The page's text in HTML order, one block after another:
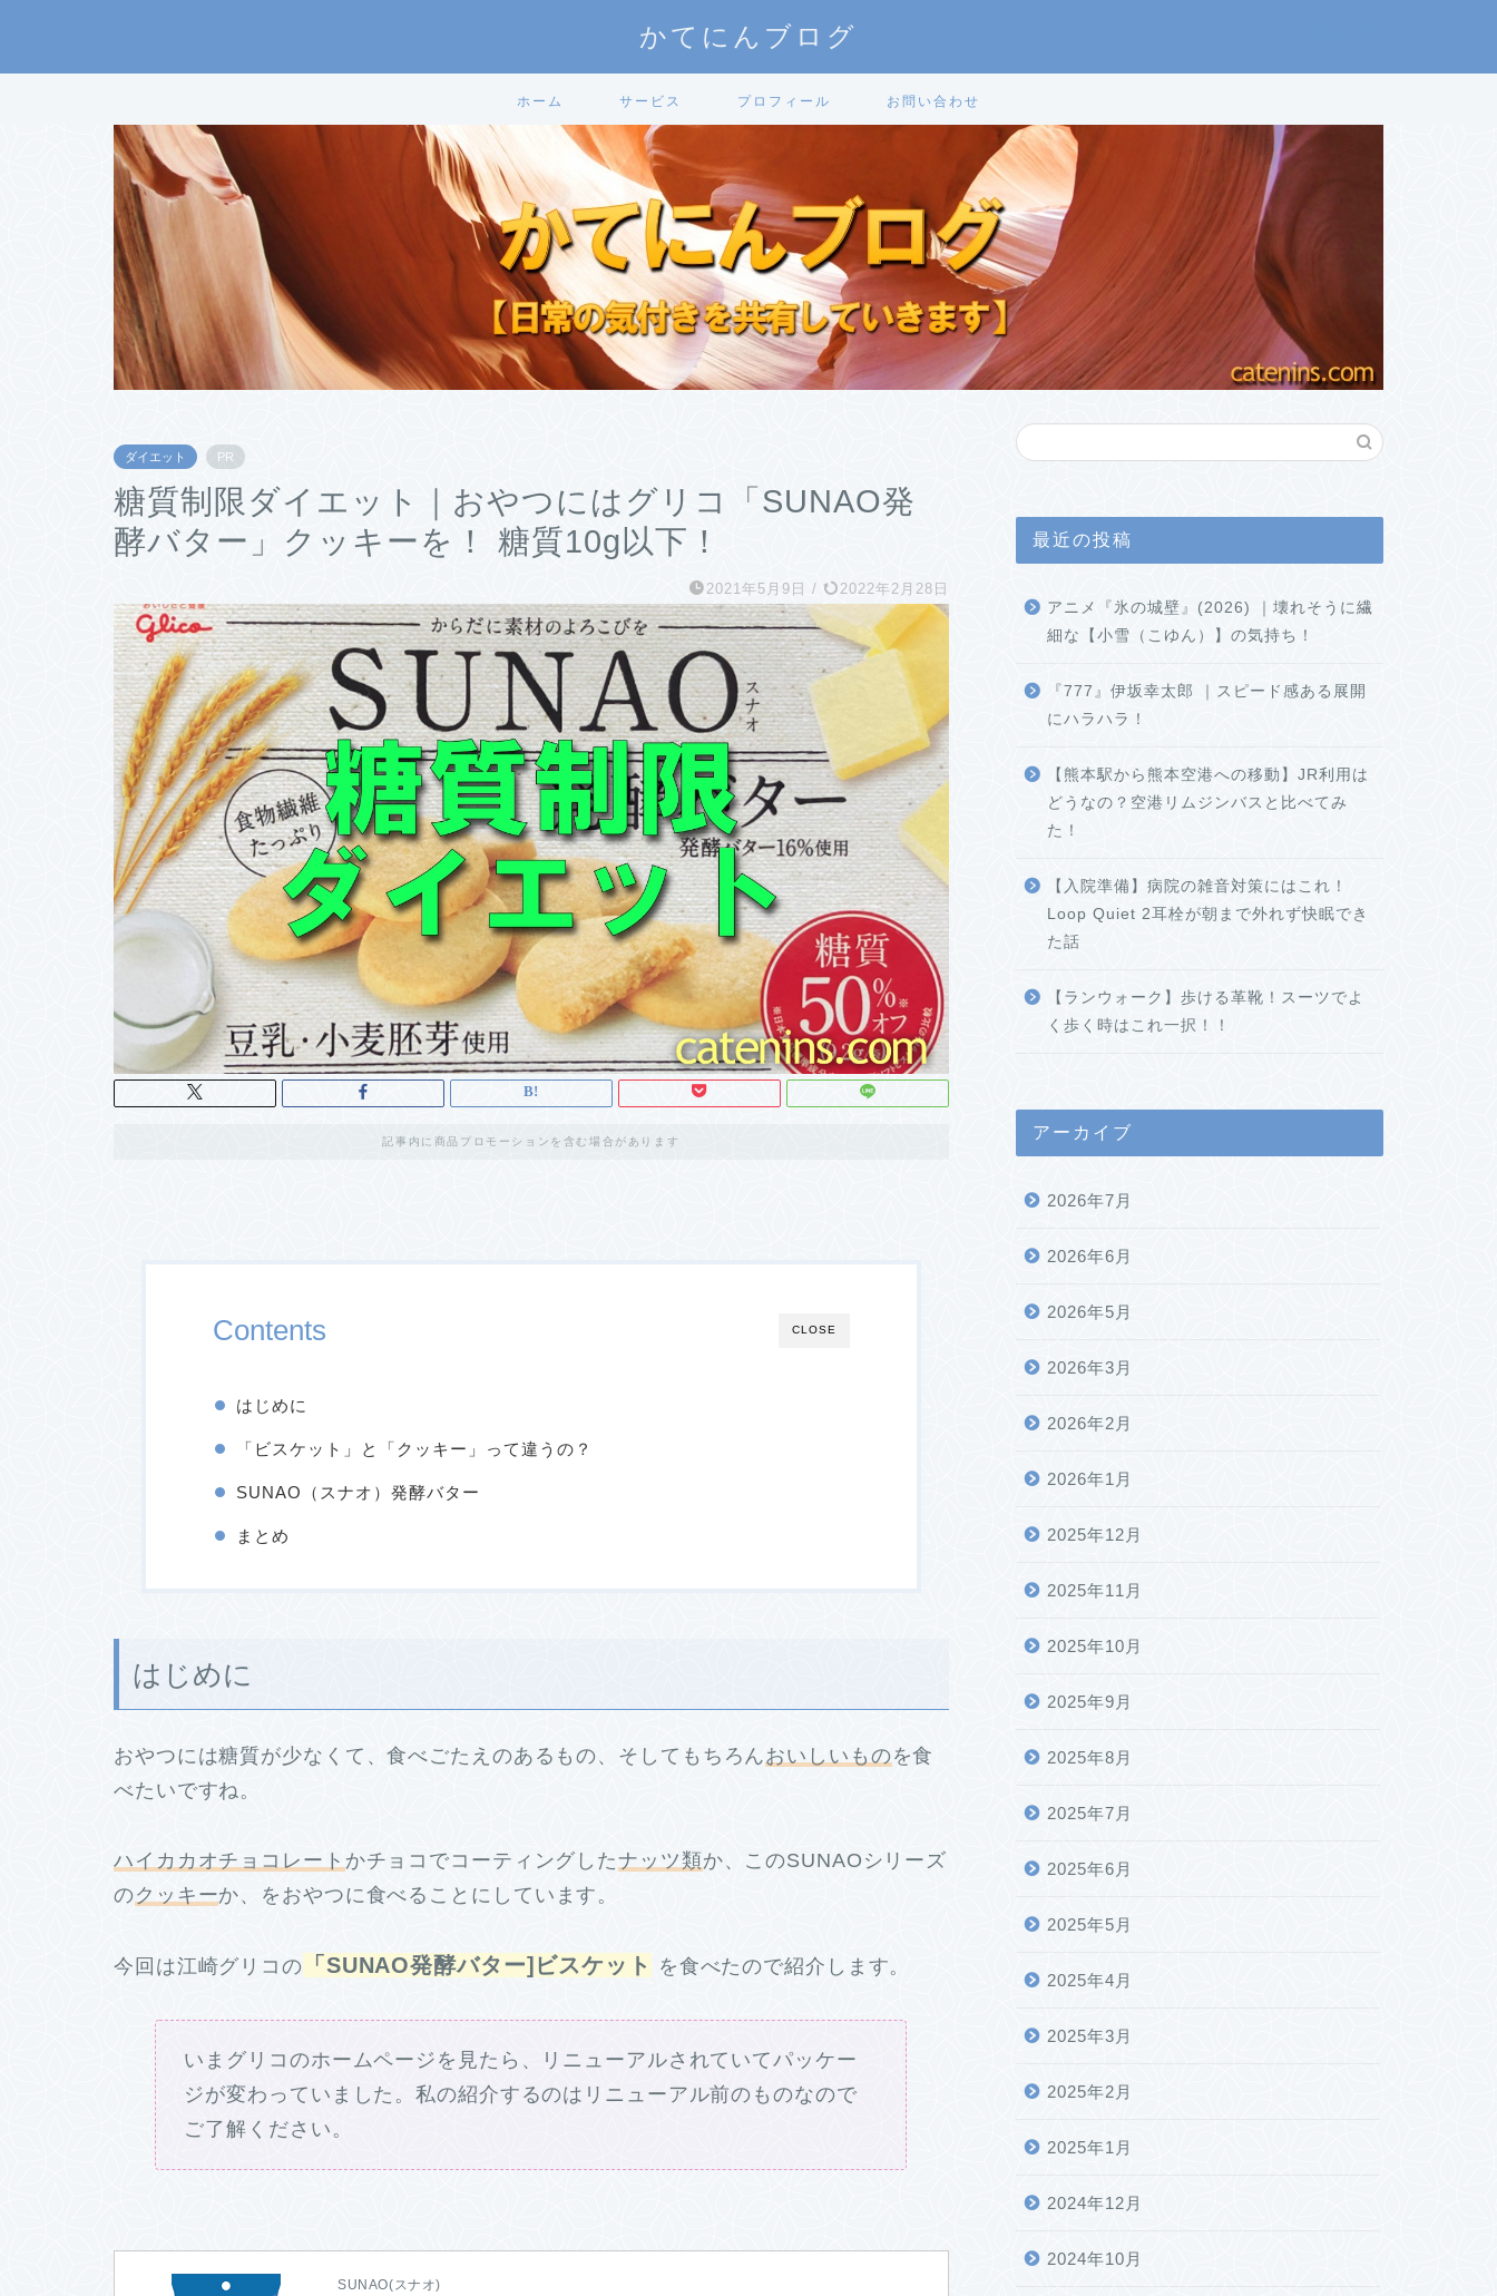
かてにんブログ
ホーム サービス プロフィール お問い合わせ
ダイエット PR
糖質制限ダイエット｜おやつにはグリコ「SUNAO発
酵バター」クッキーを！ 糖質10g以下！
2021年5月9日 / 2022年2月28日
記事内に商品プロモーションを含む場合があります
CLOSE
Contents
はじめに
「ビスケット」と「クッキー」って違うの？
SUNAO（スナオ）発酵バター
まとめ
はじめに
おやつには糖質が少なくて、食べごたえのあるもの、そしてもちろんおいしいもの を食
べたいですね。
ハイカカオチョコレート かチョコでコーティングしたナッツ類か、このSUNAOシリーズ
のクッキーか、をおやつに食べることにしています。
今回は江崎グリコの 「SUNAO発酵バター]ビスケット を食べたので紹介します。
いまグリコのホームページを見たら、リニューアルされていてパッケー
ジが変わっていました。私の紹介するのはリニューアル前のものなので
ご了解ください。
SUNAO(スナオ)
最近の投稿
アニメ『氷の城壁』(2026) ｜壊れそうに繊
細な【小雪（こゆん）】の気持ち！
『777』伊坂幸太郎 ｜スピード感ある展開
にハラハラ！
【熊本駅から熊本空港への移動】JR利用は
どうなの？空港リムジンバスと比べてみ
た！
【入院準備】病院の雑音対策にはこれ！
Loop Quiet 2耳栓が朝まで外れず快眠でき
た話
【ランウォーク】歩ける革靴！スーツでよ
く歩く時はこれ一択！！
アーカイブ
2026年7月
2026年6月
2026年5月
2026年3月
2026年2月
2026年1月
2025年12月
2025年11月
2025年10月
2025年9月
2025年8月
2025年7月
2025年6月
2025年5月
2025年4月
2025年3月
2025年2月
2025年1月
2024年12月
2024年10月